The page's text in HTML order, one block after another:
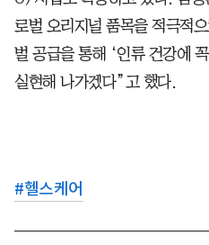
로벌 오리지널 품목을 적극적
벌 공급을 통해 ‘인류 건강에
실현해 나가겠다”고 했다.
#헬스케어